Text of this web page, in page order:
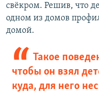
свёкром. Решив, что
одном из домов
домой.
Такое
чтобы он взял
куда, для него